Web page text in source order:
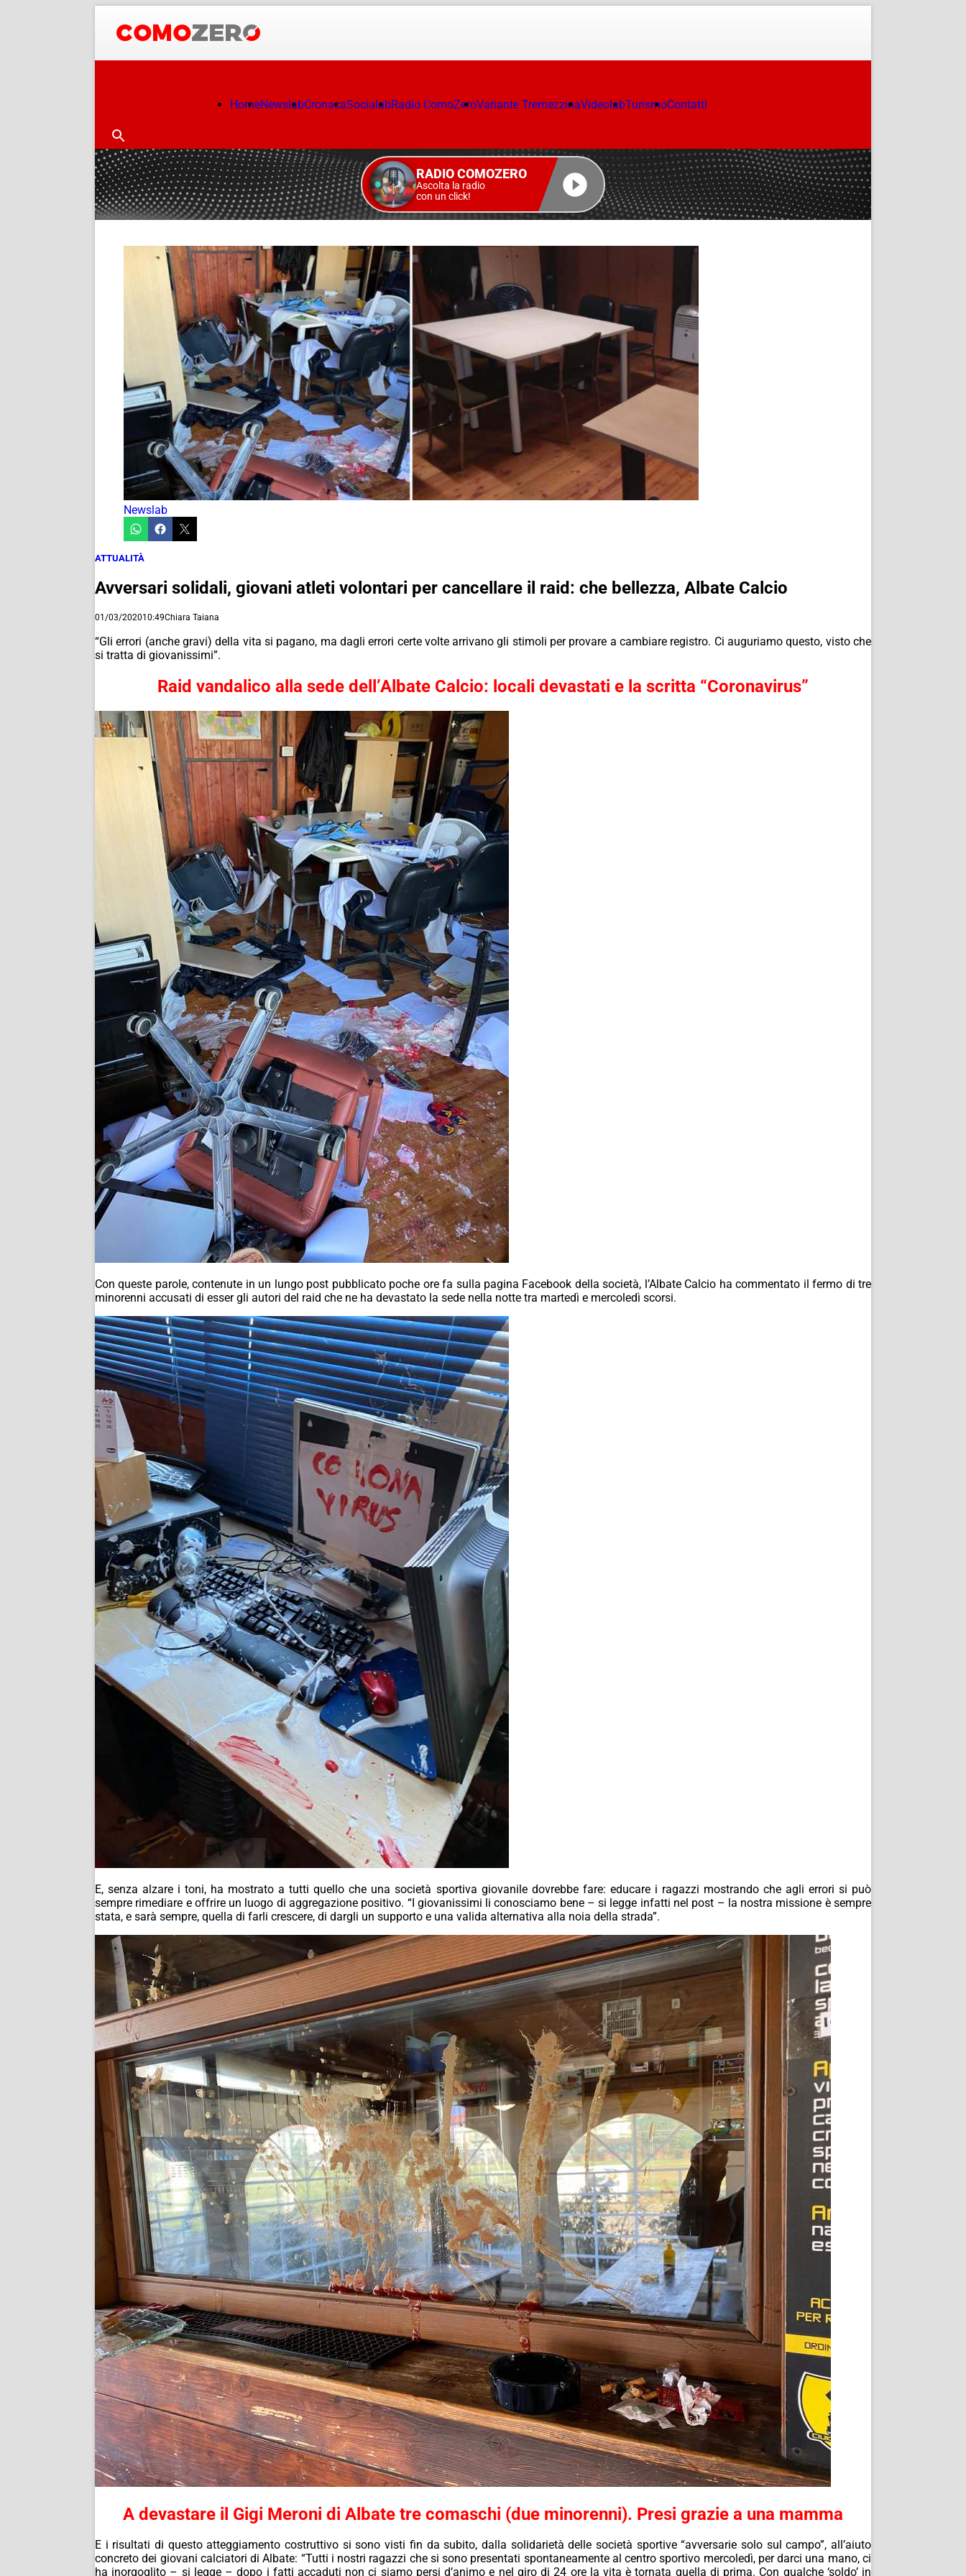
HomeNewslabCronacaSocialabRadio ComoZeroVariante TremezzinaVideolabTurismoContatti
RADIO COMOZERO
Ascolta la radio
con un click!
Newslab
ATTUALITÀ
Avversari solidali, giovani atleti volontari per cancellare il raid: che bellezza, Albate Calcio
01/03/202010:49Chiara Taiana
“Gli errori (anche gravi) della vita si pagano, ma dagli errori certe volte arrivano gli stimoli per provare a cambiare registro. Ci auguriamo questo, visto che
si tratta di giovanissimi”.
Raid vandalico alla sede dell’Albate Calcio: locali devastati e la scritta “Coronavirus”
Con queste parole, contenute in un lungo post pubblicato poche ore fa sulla pagina Facebook della società, l’Albate Calcio ha commentato il fermo di tre
minorenni accusati di esser gli autori del raid che ne ha devastato la sede nella notte tra martedì e mercoledì scorsi.
E, senza alzare i toni, ha mostrato a tutti quello che una società sportiva giovanile dovrebbe fare: educare i ragazzi mostrando che agli errori si può
sempre rimediare e offrire un luogo di aggregazione positivo. “I giovanissimi li conosciamo bene – si legge infatti nel post – la nostra missione è sempre
stata, e sarà sempre, quella di farli crescere, di dargli un supporto e una valida alternativa alla noia della strada”.
A devastare il Gigi Meroni di Albate tre comaschi (due minorenni). Presi grazie a una mamma
E i risultati di questo atteggiamento costruttivo si sono visti fin da subito, dalla solidarietà delle società sportive “avversarie solo sul campo”, all’aiuto
concreto dei giovani calciatori di Albate: “Tutti i nostri ragazzi che si sono presentati spontaneamente al centro sportivo mercoledì, per darci una mano, ci
ha inorgoglito – si legge – dopo i fatti accaduti non ci siamo persi d’animo e nel giro di 24 ore la vita è tornata quella di prima. Con qualche ‘soldo’ in